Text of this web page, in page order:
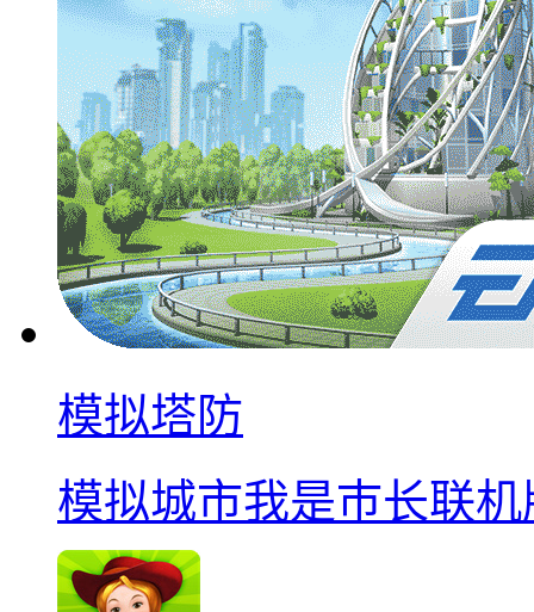
模拟塔防
模拟城市我是巿长联机